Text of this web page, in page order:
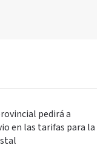
pedirá a
en las tarifas para la